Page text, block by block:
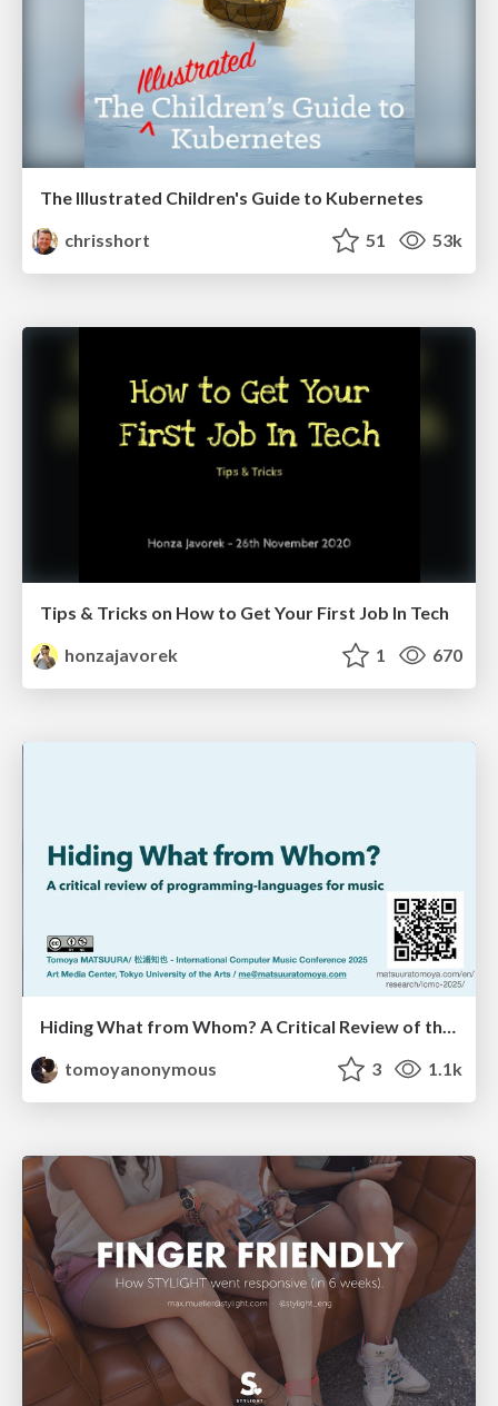
The Illustrated Children's Guide to Kubernetes
chrisshort
51 53k
Tips & Tricks on How to Get Your First Job In Tech
honzajavorek
1 670
Hiding What from Whom? A Critical Review of the History of Programming languages for Music
tomoyanonymous
3 1.1k